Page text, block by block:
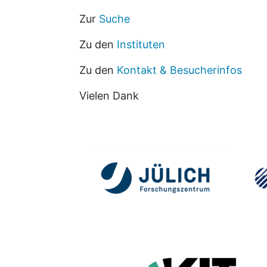
Zur Suche
Zu den Instituten
Zu den Kontakt & Besucherinfos
Vielen Dank